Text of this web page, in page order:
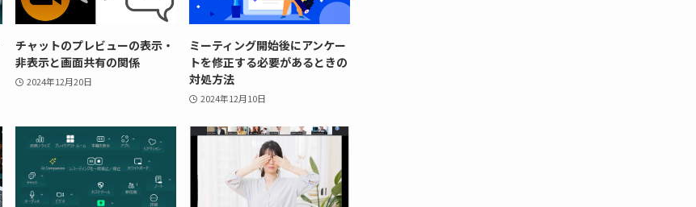
チャットのプレビューの表示・
非表示と画面共有の関係
2024年12月20日
ミーティング開始後にアンケー
トを修正する必要があるときの
対処方法
2024年12月10日